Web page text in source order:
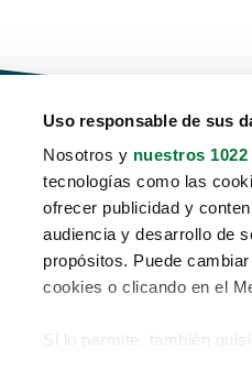
Uso responsable de sus
Nosotros y nuestros
tecnologías como las
ofrecer publicidad y
audiencia y desarrollo de
propósitos. Puede
cookies o clicando en el
Si lo permite, también